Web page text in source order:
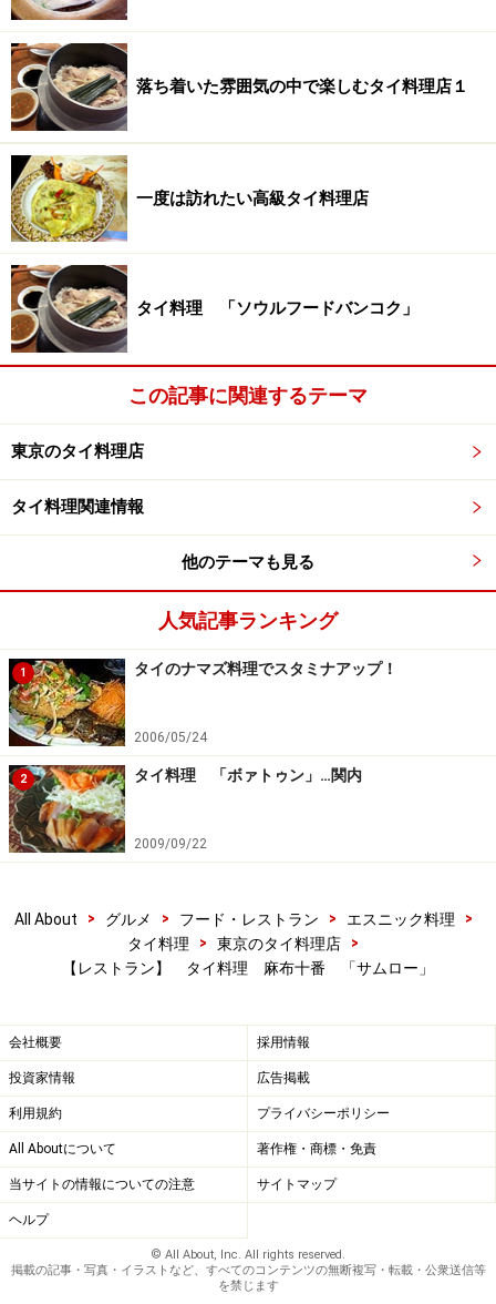
落ち着いた雰囲気の中で楽しむタイ料理店１
一度は訪れたい高級タイ料理店
タイ料理 「ソウルフードバンコク」
この記事に関連するテーマ
東京のタイ料理店
タイ料理関連情報
他のテーマも見る
人気記事ランキング
1 タイのナマズ料理でスタミナアップ！
2006/05/24
2 タイ料理 「ボァトゥン」…関内
2009/09/22
All About > グルメ > フード・レストラン > エスニック料理
>
タイ料理
> 東京のタイ料理店
>
【レストラン】 タイ料理 麻布十番 「サムロー」
会社概要 採用情報
投資家情報 広告掲載
利用規約 プライバシーポリシー
All Aboutについて 著作権・商標・免責
当サイトの情報についての注意 サイトマップ
ヘルプ
© All About, Inc. All rights reserved.
掲載の記事・写真・イラストなど、すべてのコンテンツの無断複写・転載・公衆送信等
を禁じます